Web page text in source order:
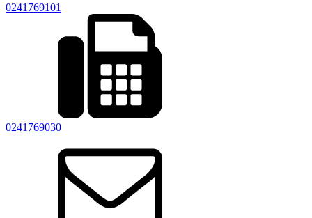
0241769101
0241769030